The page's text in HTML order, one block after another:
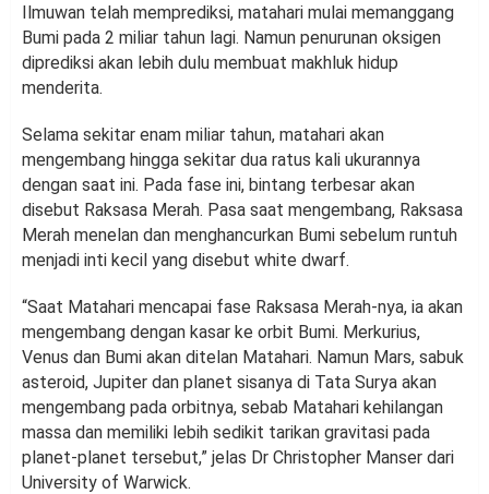
Ilmuwan telah memprediksi, matahari mulai memanggang
Bumi pada 2 miliar tahun lagi. Namun penurunan oksigen
diprediksi akan lebih dulu membuat makhluk hidup
menderita.
Selama sekitar enam miliar tahun, matahari akan
mengembang hingga sekitar dua ratus kali ukurannya
dengan saat ini. Pada fase ini, bintang terbesar akan
disebut Raksasa Merah. Pasa saat mengembang, Raksasa
Merah menelan dan menghancurkan Bumi sebelum runtuh
menjadi inti kecil yang disebut white dwarf.
“Saat Matahari mencapai fase Raksasa Merah-nya, ia akan
mengembang dengan kasar ke orbit Bumi. Merkurius,
Venus dan Bumi akan ditelan Matahari. Namun Mars, sabuk
asteroid, Jupiter dan planet sisanya di Tata Surya akan
mengembang pada orbitnya, sebab Matahari kehilangan
massa dan memiliki lebih sedikit tarikan gravitasi pada
planet-planet tersebut,” jelas Dr Christopher Manser dari
University of Warwick.